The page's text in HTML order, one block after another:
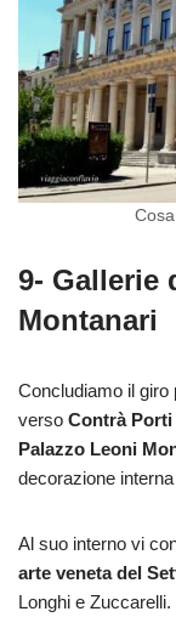
9- Gallerie
Montanari
Concludiamo il
verso Contrà Porti
Palazzo Leoni
decorazione
Al suo interno vi
arte veneta del
Longhi e Zuccarelli.